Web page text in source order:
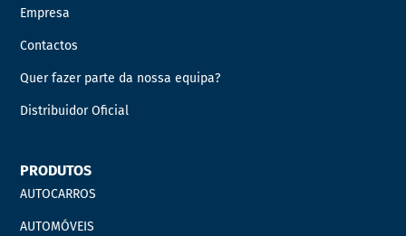
Empresa
Contactos
Quer fazer parte da nossa equipa?
Distribuidor Oficial
PRODUTOS
AUTOCARROS
AUTOMÓVEIS